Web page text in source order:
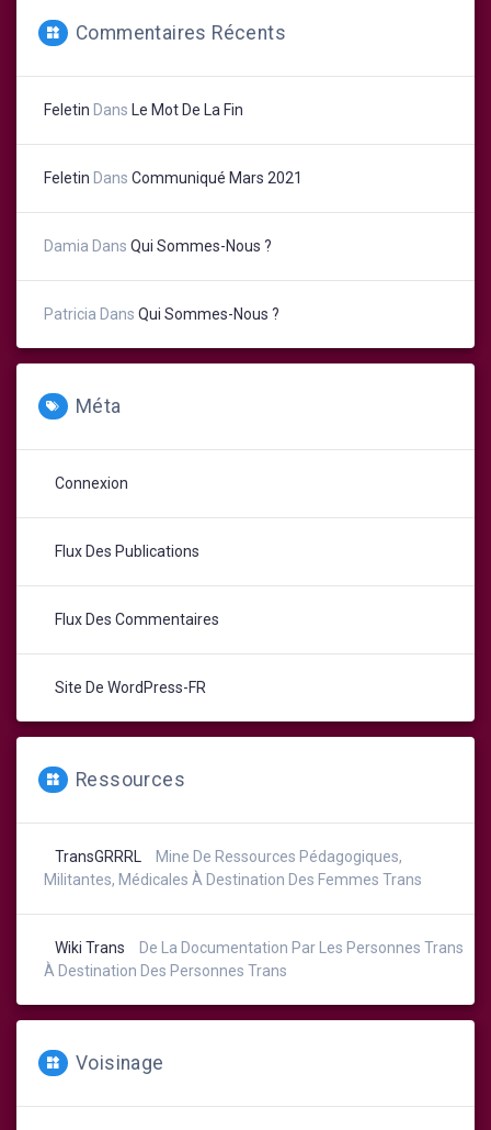
Commentaires Récents
Feletin Dans Le Mot De La Fin
Feletin Dans Communiqué Mars 2021
Damia Dans Qui Sommes-Nous ?
Patricia Dans Qui Sommes-Nous ?
Méta
Connexion
Flux Des Publications
Flux Des Commentaires
Site De WordPress-FR
Ressources
TransGRRRL
Mine De Ressources Pédagogiques,
Militantes, Médicales À Destination Des Femmes Trans
Wiki Trans
De La Documentation Par Les Personnes Trans
À Destination Des Personnes Trans
Voisinage